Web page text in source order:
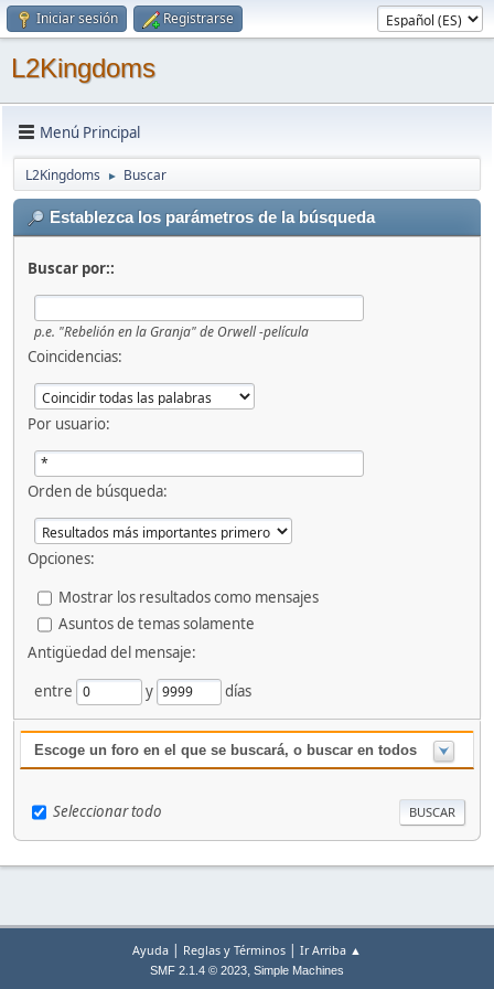
Iniciar sesión Registrarse
L2Kingdoms
Menú Principal
L2Kingdoms ► Buscar
Establezca los parámetros de la búsqueda
Buscar por::
p.e. "Rebelión en la Granja" de Orwell -película
Coincidencias:
Por usuario:
Orden de búsqueda:
Opciones:
Mostrar los resultados como mensajes
Asuntos de temas solamente
Antigüedad del mensaje:
entre
y días
Escoge un foro en el que se buscará, o buscar en todos
Seleccionar todo
Ayuda | Reglas y Términos | Ir Arriba ▲
SMF 2.1.4 © 2023, Simple Machines